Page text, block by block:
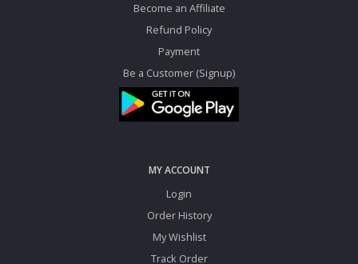
Become an Affiliate
Refund Policy
Payment
Be a Customer (Signup)
MY ACCOUNT
Login
Order History
My Wishlist
Track Order